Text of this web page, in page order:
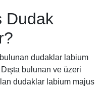
Dudak
bulunan dudaklar labium
bulunan ve üzeri
dudaklar labium majus